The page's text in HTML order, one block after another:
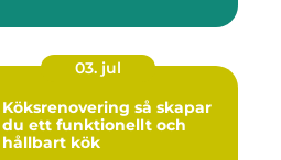
03. jul
Köksrenovering så skapar
du ett funktionellt och
hållbart kök